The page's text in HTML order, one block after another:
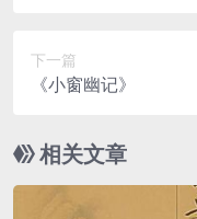
下一篇
《小窗幽记》
相关文章